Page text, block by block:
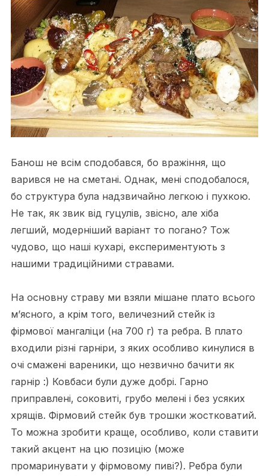
Банош не всім сподобався, бо вражіння, що
варився не на сметані. Однак, мені сподобалося,
бо структура була надзвичайно легкою і пухкою.
Не так, як звик від гуцулів, звісно, але хіба
легший, модерніший варіант то погано? Тож
чудово, що наші кухарі, експериментують з
нашими традиційними стравами.
На основну страву ми взяли мішане плато всього
м’ясного, а крім того, величезний стейк із
фірмової мангаліци (на 700 г) та ребра. В плато
входили різні гарніри, з яких особливо кинулися в
очі смажені вареники, що незвично бачити як
гарнір :) Ковбаси були дуже добрі. Гарно
приправлені, соковиті, грубо мелені і без усяких
хрящів. Фірмовий стейк був трошки жостковатий.
То можна зробити краще, особливо, коли ставити
такий акцент на цю позицію (може
промаринувати у фірмовому пиві?). Ребра були